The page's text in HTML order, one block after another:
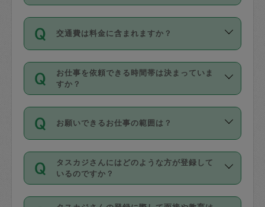
がっていく仕組みになっています。
Diners Club）のみとなります。
を行う際にご入力ください。プロフィー
ル登録時にはご入力いただかなくても大
丈夫です。
デビットカード・プリペイドカード（Vプ
リカ、au WALLETなど）は支払にはご利
銀行振込や現金払いも対応していませ
なお、タスカジさんの交通費も、依頼料
金のご請求と合わせてお支払いとなりま
依頼には「スポット」と「定期（毎週｜
隔週）」があり、「定期」の依頼は「ス
ポット」よりお得な料金でご利用できま
す。
定期の最低利用回数は設けていない代わ
りに、一定数を超えたキャンセルは有償
（例：毎週定期の場合は３回以上のキャ
ンセルが有償（1200円、隔週定期の場合
は２回以上のキャンセルが有償（1200
交通費は料金に含まれますか？
交通費は依頼料金とは別途発生し、依頼
料金のご請求と合わせてお支払いとなり
ます。交通費の金額は「依頼の詳細」に
お仕事を依頼できる時間帯は決まっていま
すか？
時間帯は3種類あります。いずれも１回あ
たり３時間です。
・ＡＭ ９時～１２時
・ＰＭ １３時～１６時
・夜 １８時～２１時
お願いできるお仕事の範囲は？
掃除、整理収納、洗濯、買い物、料理、
作り置きです。タスカジさんによってで
きる仕事の範囲が異なりますので、依頼
する前にタスカジさんのプロフィールで
タスカジさんにはどのような方が登録して
いるのですか？
主婦として長年の家事経験をお持ちの